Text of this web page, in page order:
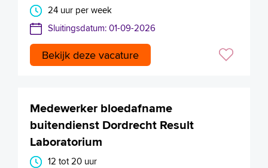
24 uur per week
Sluitingsdatum: 01-09-2026
Bekijk deze vacature
Medewerker bloedafname
buitendienst Dordrecht Result
Laboratorium
12 tot 20 uur